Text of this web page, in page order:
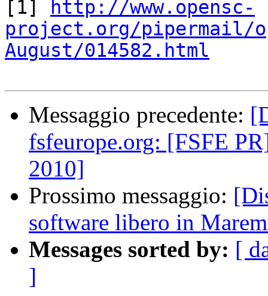
[1]
http://www.opensc-
project.org/pipermail/
August/014582.html
Messaggio precedente:
fsfeurope.org: [FSFE
2010]
Prossimo messaggio:
software libero in
Messages sorted by: [
]